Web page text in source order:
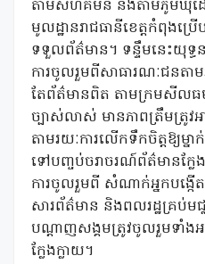
តាមសហគមន៍ និងតាមភូមិឃុំដែ
មូលដ្ឋានរាជធានីខេត្តកំពុងប្រ
ទទួលព័ត៌មាន។ ទន្ទឹមនេះយុទ្ធ
ការចូលរួមពីសាធារណៈជនតាម
តែព័ត៌មានពិត តាមក្រមសីលធម៌
ច្បាស់លាស់ មានភាពត្រឹមត្រូវ
តាមរយៈការលើកទឹកចិត្តឱ្យម្
ទៅបញ្ចប់ចរាចរណ៍ព័ត៌មានក្លែ
ការចូលរួមពី សំណាក់អ្នកបង្កើ
សារព័ត៌មាន និងពលរដ្ឋគ្រប់មជ្
បណ្តាញសង្គមត្រូវចូលរួមទាំងអស់
ក្លែងក្លាយ។